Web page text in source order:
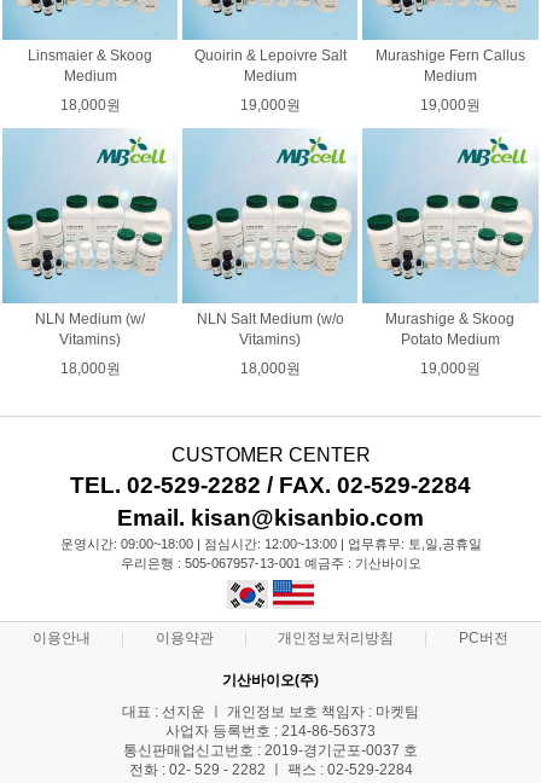
Linsmaier & Skoog
Medium
18,000원
Quoirin & Lepoivre Salt
Medium
19,000원
Murashige Fern Callus
Medium
19,000원
NLN Medium (w/
Vitamins)
18,000원
NLN Salt Medium (w/o
Vitamins)
18,000원
Murashige & Skoog
Potato Medium
19,000원
CUSTOMER CENTER
TEL. 02-529-2282 / FAX. 02-529-2284
Email. kisan@kisanbio.com
운영시간: 09:00~18:00 | 점심시간: 12:00~13:00 | 업무휴무: 토,일,공휴일
우리은행 : 505-067957-13-001 예금주 : 기산바이오
이용안내 이용약관 개인정보처리방침 PC버전
기산바이오(주)
대표 : 선지운 ㅣ 개인정보 보호 책임자 : 마켓팀
사업자 등록번호 : 214-86-56373
통신판매업신고번호 : 2019-경기군포-0037 호
전화 : 02- 529 - 2282 ㅣ 팩스 : 02-529-2284